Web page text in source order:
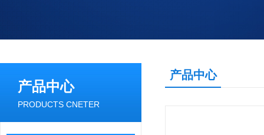
产品中心
PRODUCTS CNETER
产品中心